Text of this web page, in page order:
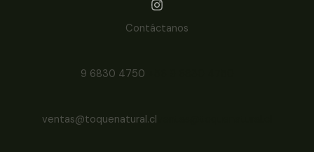
Contáctanos
9 6830 4750
ventas@toquenatural.cl